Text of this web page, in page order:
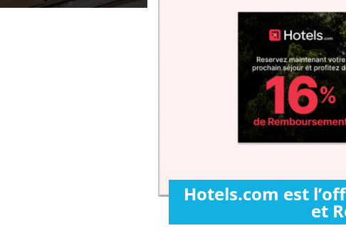
Hotels.com est
et